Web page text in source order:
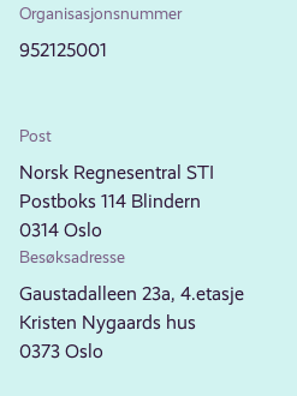
Organisasjonsnummer
952125001
Post
Norsk Regnesentral STI
Postboks 114 Blindern
0314 Oslo
Besøksadresse
Gaustadalleen 23a, 4.etasje
Kristen Nygaards hus
0373 Oslo